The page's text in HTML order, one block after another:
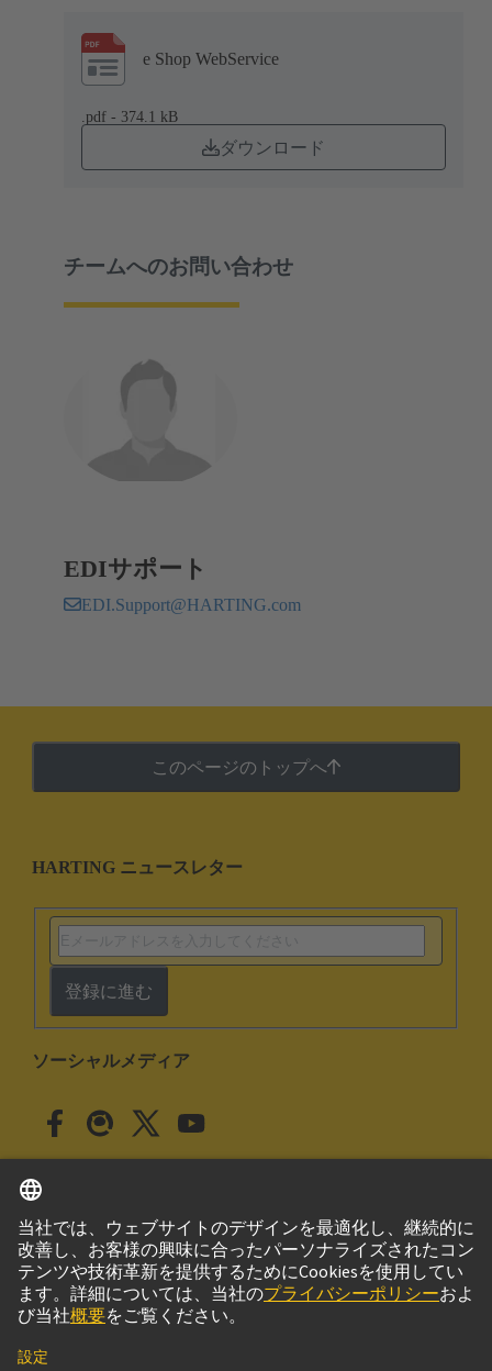
e Shop WebService
.pdf - 374.1 kB
ダウンロード
チームへのお問い合わせ
EDIサポート
EDI.Support@HARTING.com
このページのトップへ
HARTING ニュースレター
登録に進む
ソーシャルメディア
日本 日本語
© ハーティング株式会社
このサイトについて